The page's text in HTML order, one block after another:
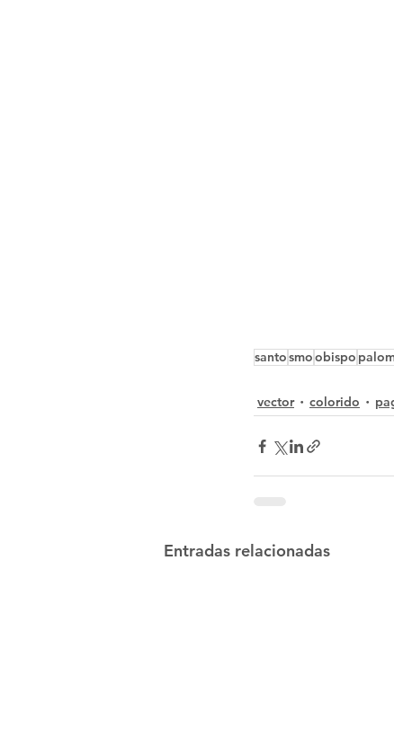
santosmoobispo
vector
colorido
Entradas relacionadas